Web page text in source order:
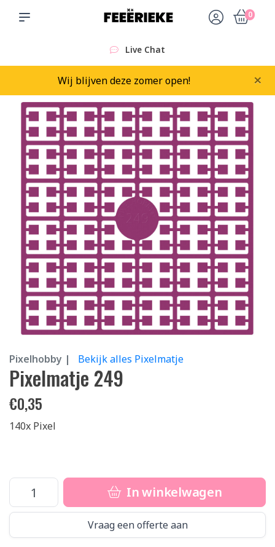
0
Live Chat
Wij blijven deze zomer open! ×
Pixelhobby | Bekijk alles Pixelmatje
Pixelmatje 249
€0,35
140x Pixel
In winkelwagen
Vraag een offerte aan